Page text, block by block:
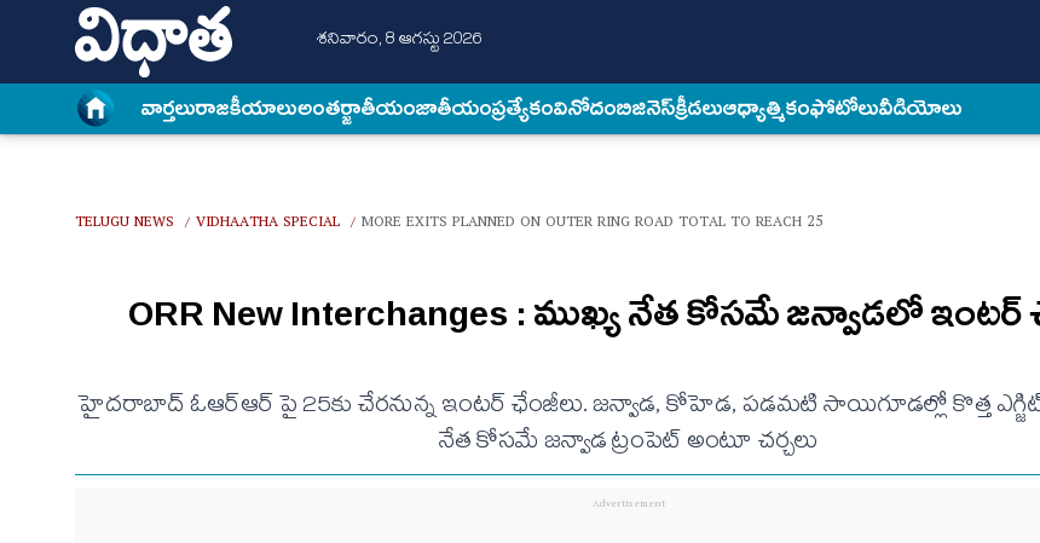
శనివారం, 8 ఆగస్టు 2026
వార్త‌లురాజకీయాలుఅంత‌ర్జాతీయంజాతీయంప్రత్యేకంవినోదంబిజినెస్క్రీడలుఆధ్యాత్మికంఫోటోలువీడియోలు
TELUGU NEWS / VIDHAATHA SPECIAL / MORE EXITS PLANNED ON OUTER RING ROAD TOTAL TO REACH 25
ORR New Interchanges : ముఖ్య నేత కోసమే జన్వాడలో ఇంటర్
హైదరాబాద్‌ ఓఆర్ఆర్ పై 25కు చేరనున్న ఇంటర్ ఛేంజీలు. జన్వాడ, కోహెడ, పడమటి సాయిగూడల్లో కొత్త ఎగ్జిట్
నేత కోసమే జన్వాడ ట్రంపెట్ అంటూ చర్చలు